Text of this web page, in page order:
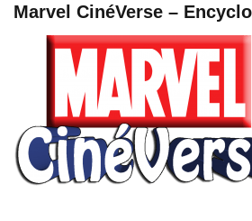
Marvel CinéVerse –